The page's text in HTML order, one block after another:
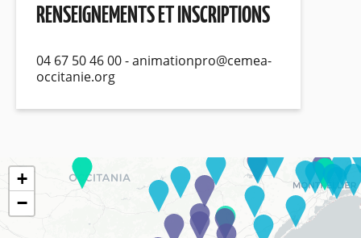
RENSEIGNEMENTS ET INSCRIPTIONS
04 67 50 46 00 - animationpro@cemea-
occitanie.org
+
−